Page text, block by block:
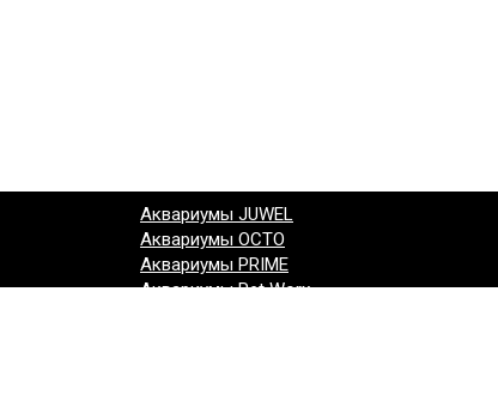
Аквариумы JUWEL
Аквариумы OCTO
Аквариумы PRIME
Аквариумы Pet Worx